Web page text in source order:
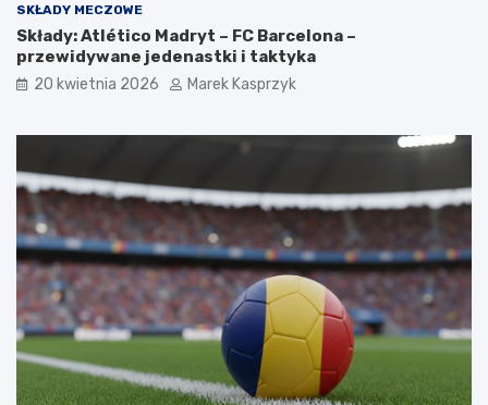
SKŁADY MECZOWE
Składy: Atlético Madryt – FC Barcelona –
przewidywane jedenastki i taktyka
20 kwietnia 2026 Marek Kasprzyk